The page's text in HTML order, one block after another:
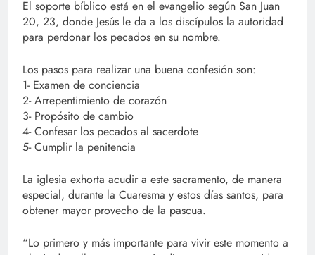
El soporte bíblico está en el evangelio según San Juan
20, 23, donde Jesús le da a los discípulos la autoridad
para perdonar los pecados en su nombre.
Los pasos para realizar una buena confesión son:
1- Examen de conciencia
2- Arrepentimiento de corazón
3- Propósito de cambio
4- Confesar los pecados al sacerdote
5- Cumplir la penitencia
La iglesia exhorta acudir a este sacramento, de manera
especial, durante la Cuaresma y estos días santos, para
obtener mayor provecho de la pascua.
“Lo primero y más importante para vivir este momento a